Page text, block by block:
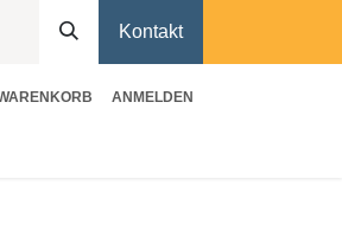
Kontakt
ANMELDEN